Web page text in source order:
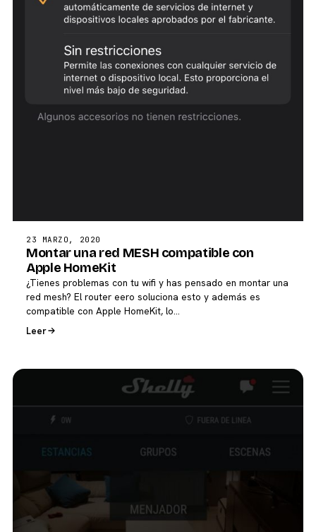
23 MARZO, 2020
Montar una red MESH compatible con
Apple HomeKit
¿Tienes problemas con tu wifi y has pensado en montar una
red mesh? El router eero soluciona esto y además es
compatible con Apple HomeKit, lo…
Leer